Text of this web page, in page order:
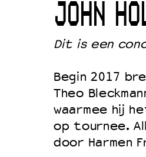
Speciale
OVER
Wat we doen
JOHN
Dit is een
Begin 2017
Theo
waarmee hij
op tournee.
door Harmen